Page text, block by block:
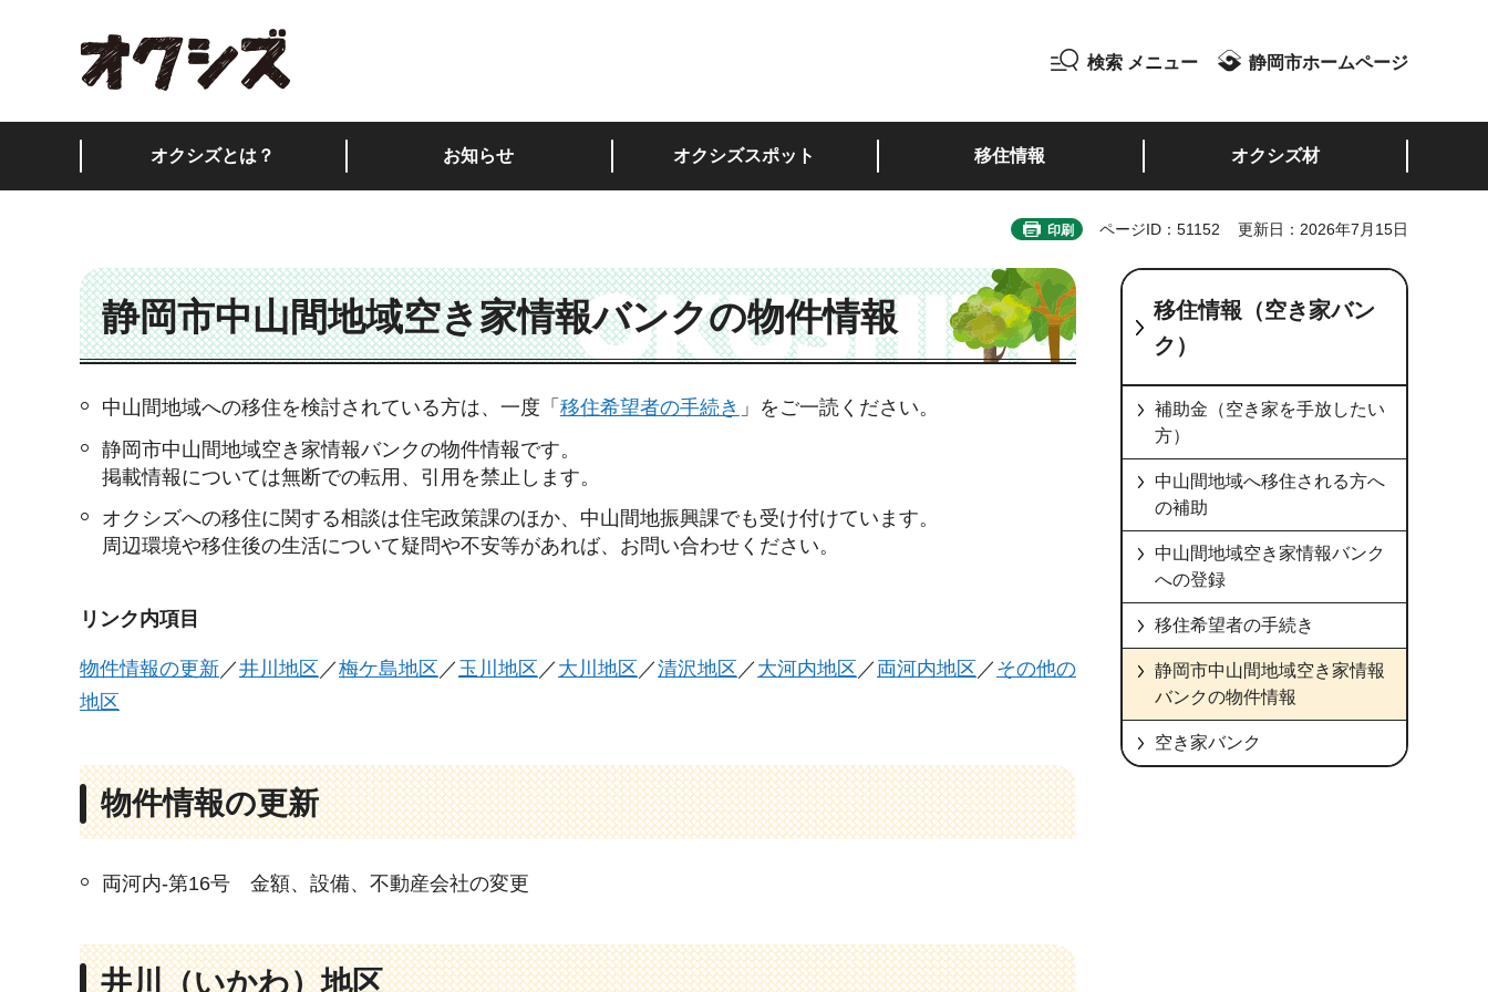
検索 メニュー 静岡市ホームページ
オクシズとは？ お知らせ オクシズスポット 移住情報 オクシズ材
印刷 ページID：51152 更新日：2026年7月15日
静岡市中山間地域空き家情報バンクの物件情報
中山間地域への移住を検討されている方は、一度「 移住希望者の手続き 」をご一読ください。
静岡市中山間地域空き家情報バンクの物件情報です。
掲載情報については無断での転用、引用を禁止します。
オクシズへの移住に関する相談は住宅政策課のほか、中山間地振興課でも受け付けています。
周辺環境や移住後の生活について疑問や不安等があれば、お問い合わせください。
リンク内項目
物件情報の更新 ／井川地区 ／梅ケ島地区 ／ 玉川地区 ／ 大川地区 ／清沢地区 ／ 大河内地区 ／ 両河内地区 ／ その他の
地区
物件情報の更新
両河内-第16号 金額、設備、不動産会社の変更
井川（いかわ）地区
移住情報（空き家バン
ク）
補助金（空き家を手放したい
方）
中山間地域へ移住される方へ
の補助
中山間地域空き家情報バンク
への登録
移住希望者の手続き
静岡市中山間地域空き家情報
バンクの物件情報
空き家バンク